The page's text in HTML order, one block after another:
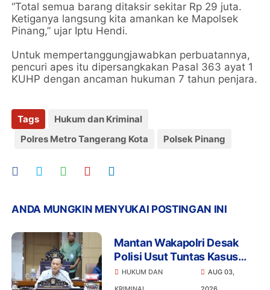
“Total semua barang ditaksir sekitar Rp 29 juta.
Ketiganya langsung kita amankan ke Mapolsek
Pinang,” ujar Iptu Hendi.
Untuk mempertanggungjawabkan perbuatannya,
pencuri apes itu dipersangkakan Pasal 363 ayat 1
KUHP dengan ancaman hukuman 7 tahun penjara.
Tags
Hukum dan Kriminal
Polres Metro Tangerang Kota
Polsek Pinang
ANDA MUNGKIN MENYUKAI POSTINGAN INI
Mantan Wakapolri Desak
Polisi Usut Tuntas Kasus
Bigmo Ajak Anak di Bawah
Umur Promosikan Vape
HUKUM DAN
AUG 03,